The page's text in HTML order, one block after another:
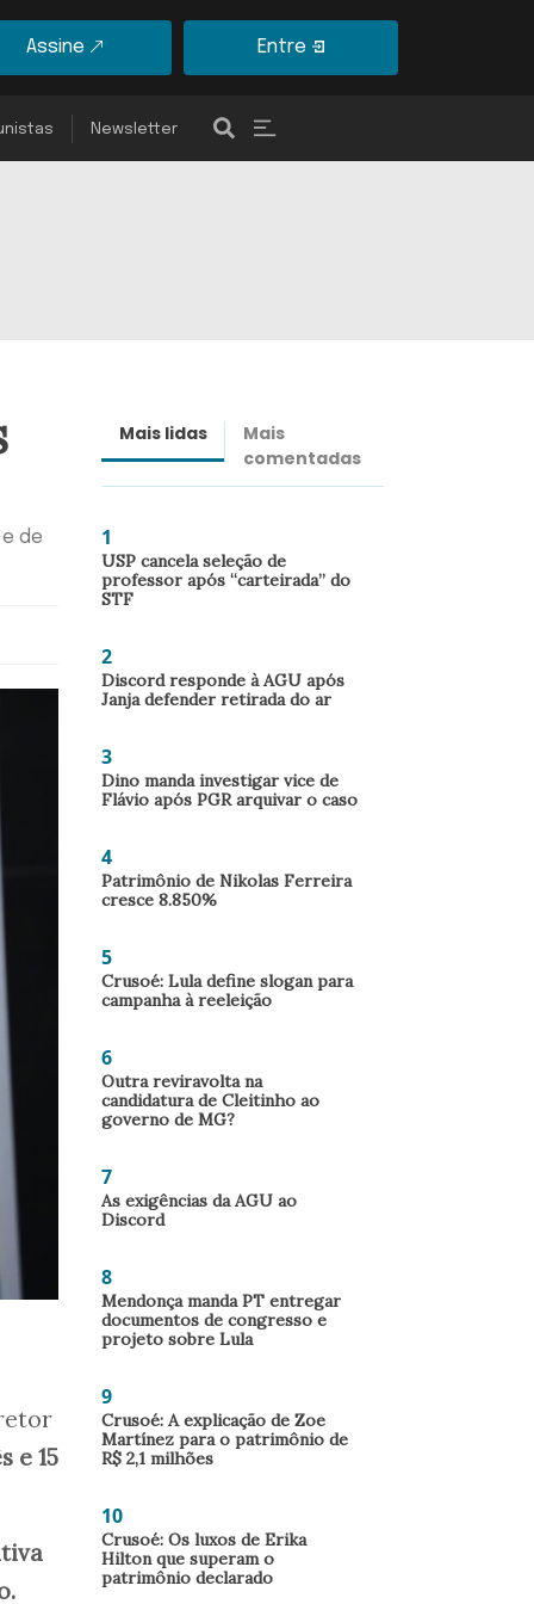
Assine Entre
Newsletter
de
e 15
Mais lidas
Mais
comentadas
1
USP cancela seleção de
professor após “carteirada” do
STF
2
Discord responde à AGU após
Janja defender retirada do ar
3
Dino manda investigar vice de
Flávio após PGR arquivar o caso
4
Patrimônio de Nikolas Ferreira
cresce 8.850%
5
Crusoé: Lula define slogan para
campanha à reeleição
6
Outra reviravolta na
candidatura de Cleitinho ao
governo de MG?
7
As exigências da AGU ao
Discord
8
Mendonça manda PT entregar
documentos de congresso e
projeto sobre Lula
9
Crusoé: A explicação de Zoe
Martínez para o patrimônio de
R$ 2,1 milhões
10
Crusoé: Os luxos de Erika
Hilton que superam o
patrimônio declarado